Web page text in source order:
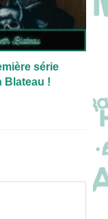
série
Blateau !